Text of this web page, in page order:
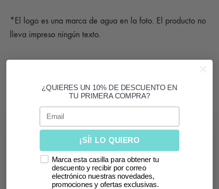
*El logo es una marca de agua en la foto. El producto no
lleva impreso ningún texto.
También te puede interesar
SIN
STOCK
¿QUIERES UN 10% DE DESCUENTO EN
TU PRIMERA COMPRA?
Email
¡SÍ! LO QUIERO
Marca esta casilla para obtener tu
descuento y recibir por correo
electrónico nuestras novedades,
promociones y ofertas exclusivas.